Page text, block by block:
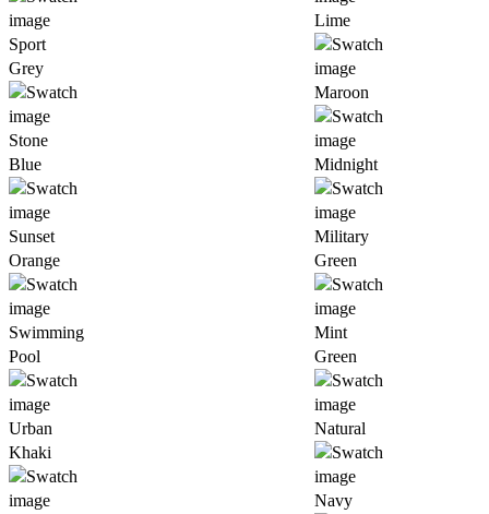
Sport
Grey
Stone
Blue
Sunset
Orange
Swimming
Pool
Urban
Khaki
Lime
Maroon
Midnight
Military
Green
Mint
Green
Natural
Navy